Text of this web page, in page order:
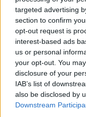
targeted advertising
section to confirm
opt-out request is
interest-based ads
us or personal
your opt-out. You
disclosure of your
IAB’s list of
also be disclosed by
Downstream